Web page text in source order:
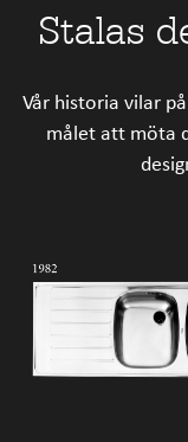
Stalas
Vår historia vilar
målet att möta